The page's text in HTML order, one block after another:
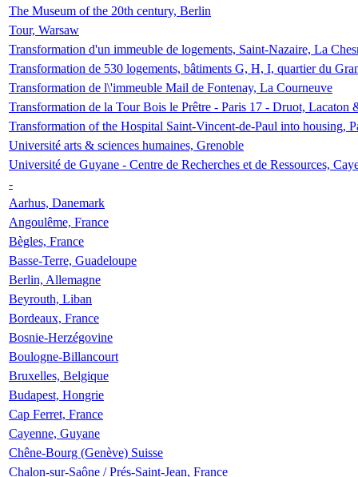
The Museum of the 20th century, Berlin
Tour, Warsaw
Transformation d'un immeuble de logements, Saint-Nazaire, La
Transformation de 530 logements, bâtiments G, H, I, quartier du
Transformation de l\'immeuble Mail de Fontenay, La Courneuve
Transformation de la Tour Bois le Prêtre - Paris 17 - Druot, Lacaton
Transformation of the Hospital Saint-Vincent-de-Paul into housing,
Université arts & sciences humaines, Grenoble
Université de Guyane - Centre de Recherches et de Ressources,
-
Aarhus, Danemark
Angoulême, France
Bègles, France
Basse-Terre, Guadeloupe
Berlin, Allemagne
Beyrouth, Liban
Bordeaux, France
Bosnie-Herzégovine
Boulogne-Billancourt
Bruxelles, Belgique
Budapest, Hongrie
Cap Ferret, France
Cayenne, Guyane
Chêne-Bourg (Genève) Suisse
Chalon-sur-Saône / Prés-Saint-Jean, France